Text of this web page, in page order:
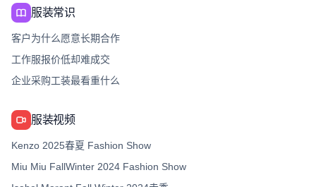
服装常识
客户为什么愿意长期合作
工作服报价低却难成交
企业采购工装最看重什么
服装视频
Kenzo 2025春夏 Fashion Show
Miu Miu FallWinter 2024 Fashion Show